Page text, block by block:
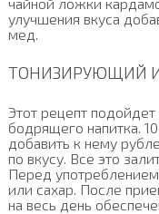
улучшения вкуса
мед.
ТОНИЗИРУЮЩИЙ
Этот рецепт
бодрящего напитка.
добавить к нему
по вкусу. Все это
Перед
или сахар. После
на весь день